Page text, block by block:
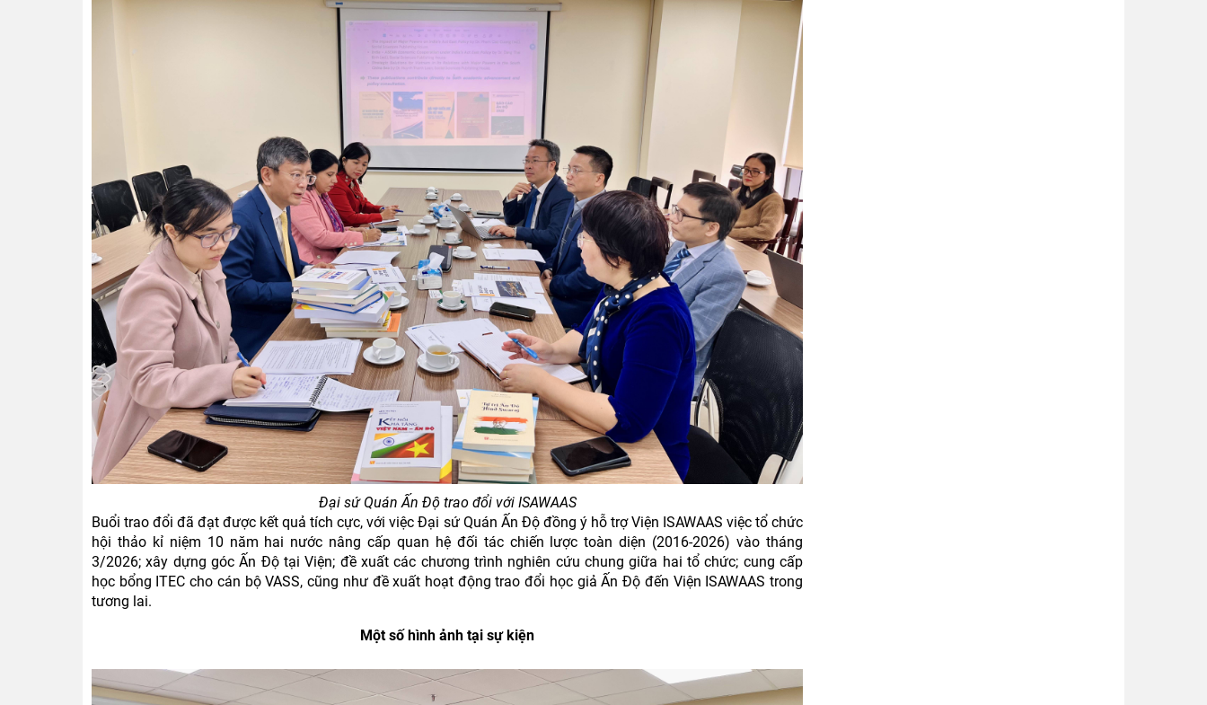
Đại sứ Quán Ấn Độ trao đổi với ISAWAAS
Buổi trao đổi đã đạt được kết quả tích cực, với việc Đại sứ Quán Ấn Độ đồng ý hỗ trợ Viện ISAWAAS việc tổ chức
hội thảo kỉ niệm 10 năm hai nước nâng cấp quan hệ đối tác chiến lược toàn diện (2016-2026) vào tháng
3/2026; xây dựng góc Ấn Độ tại Viện; đề xuất các chương trình nghiên cứu chung giữa hai tổ chức; cung cấp
học bổng ITEC cho cán bộ VASS, cũng như đề xuất hoạt động trao đổi học giả Ấn Độ đến Viện ISAWAAS trong
tương lai.
Một số hình ảnh tại sự kiện